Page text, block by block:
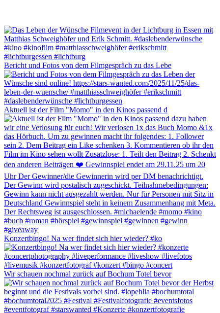
Bericht und Fotos von dem Filmgespräch zu das Lebe
Aktuell ist der Film "Momo" in den Kinos passend d
Konzertbingo! Na wer findet sich hier wieder? #ko
Wir schauen nochmal zurück auf Bochum Totel bevor